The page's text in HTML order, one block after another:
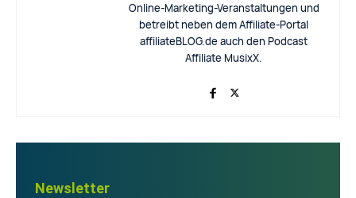
Online-Marketing-Veranstaltungen und
betreibt neben dem Affiliate-Portal
affiliateBLOG.de auch den Podcast
Affiliate MusixX.
Newsletter